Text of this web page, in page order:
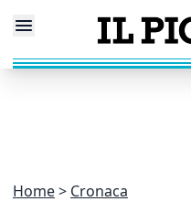
Home Cronaca